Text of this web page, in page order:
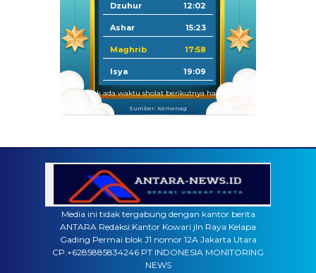
Dzuhur 12:02
Ashar 15:23
Maghrib 17:58
Isya 19:09
Tidak ada waktu sholat berikutnya hari ini.
Sumber: Kemenag
Media ini tidak tergabung dengan kantor berita
ANTARA Redaksi:Kantor Kowari jln Raya Kelapa
Gading Permai blok J1 nomor 12A Jakarta Utara
CP.+6285885834246 PT INDONESIA MONITORING
NEWS